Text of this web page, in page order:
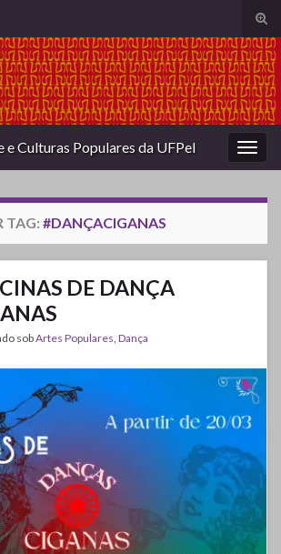
de
for:
e Culturas Populares da UFPel
TAG: #DANÇACIGANAS
DE DANÇA
sobArtes Populares Dança